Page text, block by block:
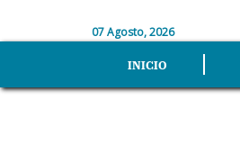
07 Agosto, 2026
INICIO